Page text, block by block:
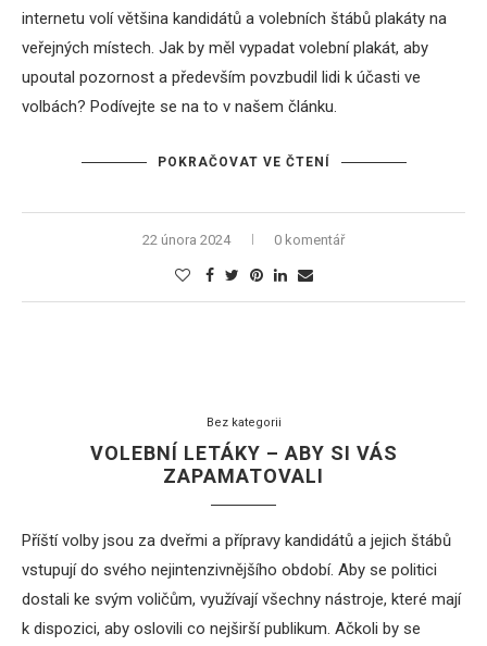
internetu volí většina kandidátů a volebních štábů plakáty na
veřejných místech. Jak by měl vypadat volební plakát, aby
upoutal pozornost a především povzbudil lidi k účasti ve
volbách? Podívejte se na to v našem článku.
POKRAČOVAT VE ČTENÍ
22 února 2024 0 komentář
Bez kategorii
VOLEBNÍ LETÁKY – ABY SI VÁS
ZAPAMATOVALI
Příští volby jsou za dveřmi a přípravy kandidátů a jejich štábů
vstupují do svého nejintenzivnějšího období. Aby se politici
dostali ke svým voličům, využívají všechny nástroje, které mají
k dispozici, aby oslovili co nejširší publikum. Ačkoli by se